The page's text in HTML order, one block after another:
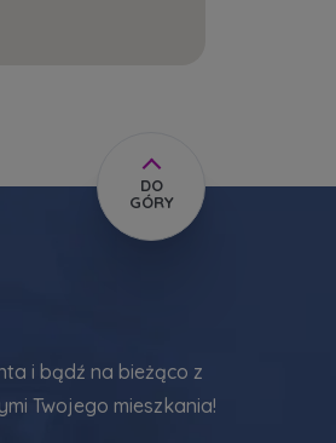
i bądź na bieżąco z
Twojego mieszkania!
DO
GÓRY